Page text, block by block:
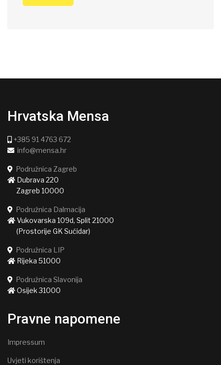
Hrvatska Mensa
+385 91 4763 672
info@mensa.hr
Podružnica Zagreb
Dubrava 220
Zagreb 10000
Podružnica Dalmacija
Vukovarska 109d, Split 21000
(Prostorije GK Sućidar)
Podružnica LIP
Rijeka 51000
Podružnica Slavonija
Osijek 31000
Pravne napomene
Impressum
Uvjeti korištenja